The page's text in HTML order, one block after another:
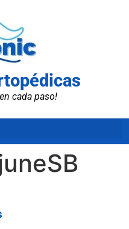
cada paso!